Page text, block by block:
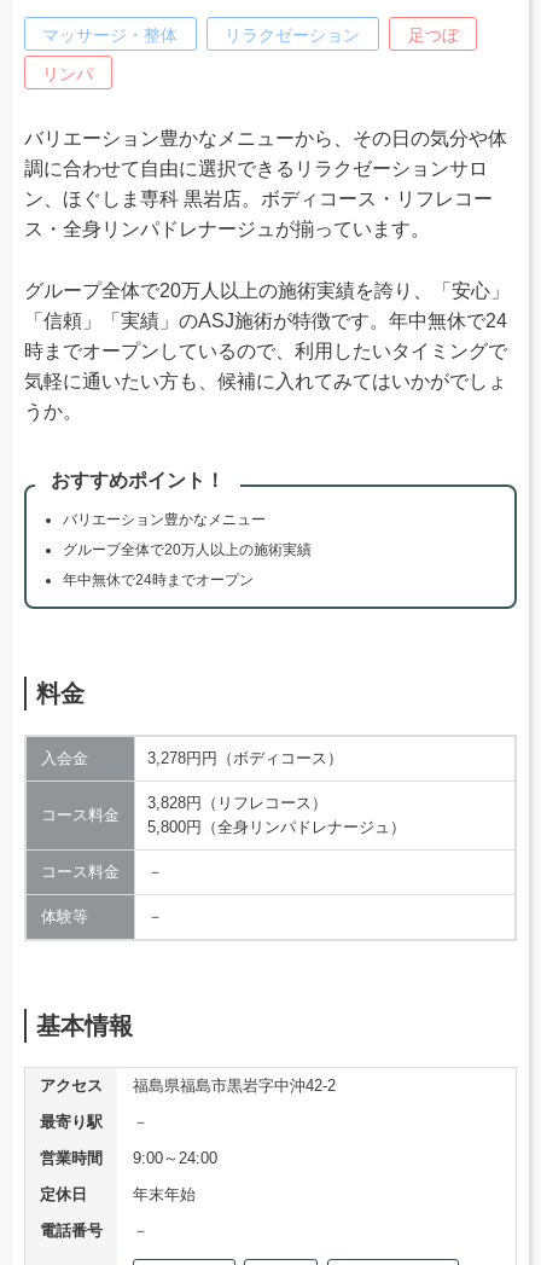
マッサージ・整体 リラクゼーション 足つぼ
リンパ
バリエーション豊かなメニューから、その日の気分や体
調に合わせて自由に選択できるリラクゼーションサロ
ン、ほぐしま専科 黒岩店。ボディコース・リフレコー
ス・全身リンパドレナージュが揃っています。
グループ全体で20万人以上の施術実績を誇り、「安心」
「信頼」「実績」のASJ施術が特徴です。年中無休で24
時までオープンしているので、利用したいタイミングで
気軽に通いたい方も、候補に入れてみてはいかがでしょ
うか。
おすすめポイント！
バリエーション豊かなメニュー
グループ全体で20万人以上の施術実績
年中無休で24時までオープン
料金
入会金 3,278円円（ボディコース）
コース料金
3,828円（リフレコース）
5,800円（全身リンパドレナージュ）
コース料金 －
体験等 －
基本情報
アクセス
福島県福島市黒岩字中沖42-2
最寄り駅
－
営業時間
9:00～24:00
定休日
年末年始
電話番号
－